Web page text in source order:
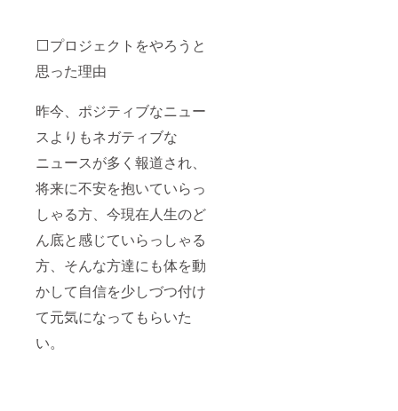
⬜️プロジェクトをやろうと
思った理由
昨今、ポジティブなニュー
スよりもネガティブな
ニュースが多く報道され、
将来に不安を抱いていらっ
しゃる方、今現在人生のど
ん底と感じていらっしゃる
方、そんな方達にも体を動
かして自信を少しづつ付け
て元気になってもらいた
い。